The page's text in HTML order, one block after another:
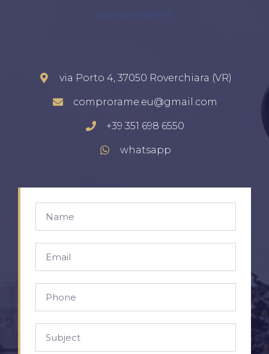
comprorame.it
via Porto 4, 37050 Roverchiara (VR)
comprorame.eu@gmail.com
+39 351 698 6550
whatsapp